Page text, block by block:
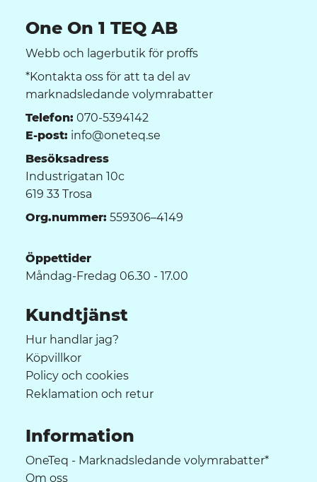
One On 1 TEQ AB
Webb och lagerbutik för proffs
*Kontakta oss för att ta del av
marknadsledande volymrabatter
Telefon: 070-5394142
E-post: info@oneteq.se
Besöksadress
Industrigatan 10c
619 33 Trosa
Org.nummer: 559306–4149
Öppettider
Måndag-Fredag 06.30 - 17.00
Kundtjänst
Hur handlar jag?
Köpvillkor
Policy och cookies
Reklamation och retur
Information
OneTeq - Marknadsledande volymrabatter*
Om oss